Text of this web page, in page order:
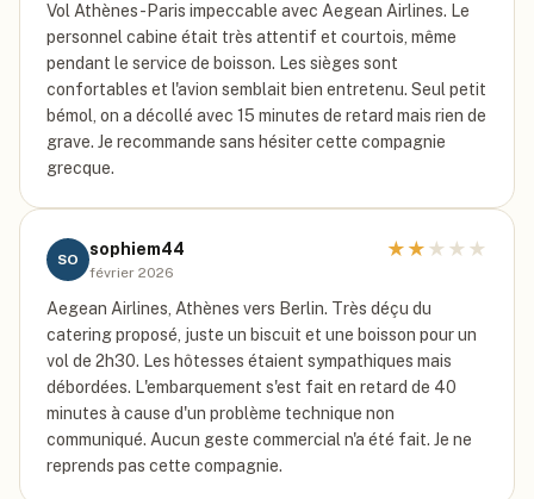
Vol Athènes-Paris impeccable avec Aegean Airlines. Le
personnel cabine était très attentif et courtois, même
pendant le service de boisson. Les sièges sont
confortables et l'avion semblait bien entretenu. Seul petit
bémol, on a décollé avec 15 minutes de retard mais rien de
grave. Je recommande sans hésiter cette compagnie
grecque.
SO
sophiem44
février 2026
★ ★ ★ ★ ★
Aegean Airlines, Athènes vers Berlin. Très déçu du
catering proposé, juste un biscuit et une boisson pour un
vol de 2h30. Les hôtesses étaient sympathiques mais
débordées. L'embarquement s'est fait en retard de 40
minutes à cause d'un problème technique non
communiqué. Aucun geste commercial n'a été fait. Je ne
reprends pas cette compagnie.